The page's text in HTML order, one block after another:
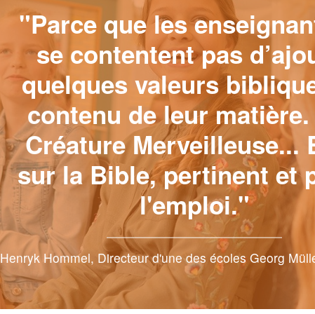
"Parce que les
se contentent pas
quelques valeurs
contenu de leur matière.
Créature Merveilleuse...
sur la Bible, pertinent et
l'emploi."
Henryk Hommel, Directeur d'une des écoles Georg